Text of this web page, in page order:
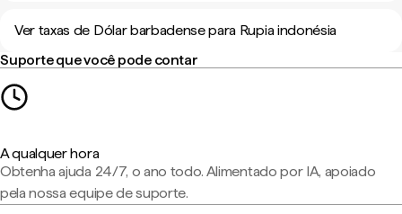
Ver taxas de Dólar barbadense para Rupia indonésia
Suporte que você pode contar
A qualquer hora
Obtenha ajuda 24/7, o ano todo. Alimentado por IA, apoiado
pela nossa equipe de suporte.